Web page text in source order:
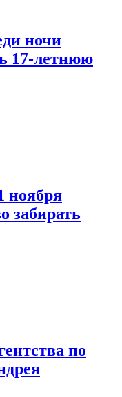
ночи
17-летнюю
ноября
забирать
по